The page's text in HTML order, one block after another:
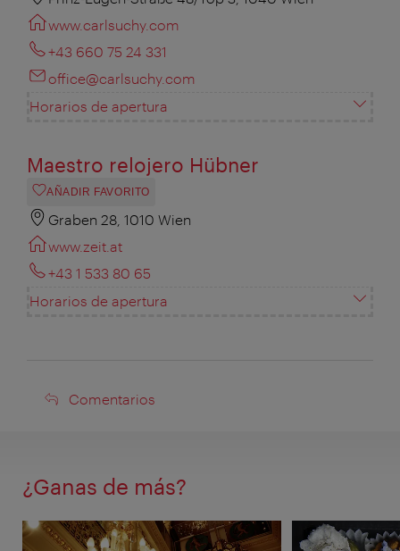
www.carlsuchy.com
+43 660 75 24 331
office@carlsuchy.com
Horarios de apertura
Maestro relojero Hübner
AÑADIR FAVORITO
Graben 28, 1010 Wien
www.zeit.at
+43 1 533 80 65
Horarios de apertura
Comentarios
Comentarios
¿Ganas de más?